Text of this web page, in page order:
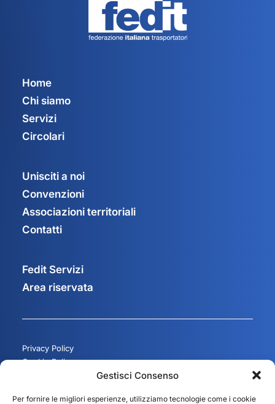
Gestisci Consenso
Per fornire le migliori esperienze, utilizziamo tecnologie come i cookie
Home
Chi siamo
Servizi
Circolari
Unisciti a noi
Convenzioni
Associazioni territoriali
Contatti
Fedit Servizi
Area riservata
Privacy Policy
Cookie Policy